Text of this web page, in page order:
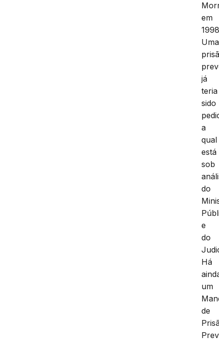
em
Uma
já
teria
sido
a
qual
está
sob
do
e
do
Há
um
de